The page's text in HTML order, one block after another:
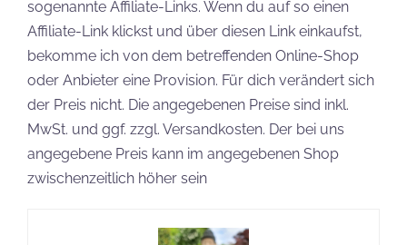
sogenannte Affiliate-Links. Wenn du auf so einen
Affiliate-Link klickst und über diesen Link einkaufst,
bekomme ich von dem betreffenden Online-Shop
oder Anbieter eine Provision. Für dich verändert sich
der Preis nicht. Die angegebenen Preise sind inkl.
MwSt. und ggf. zzgl. Versandkosten. Der bei uns
angegebene Preis kann im angegebenen Shop
zwischenzeitlich höher sein